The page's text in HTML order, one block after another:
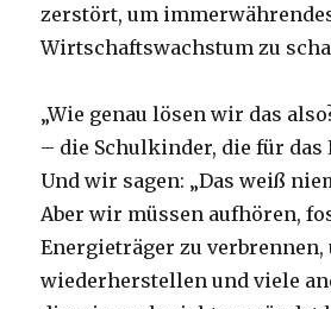
zerstört, um
Wirtschaftswachstum zu
„Wie genau lösen wir das
– die Schulkinder, die für
Und wir sagen: „Das weiß
Aber wir müssen aufhören,
Energieträger zu verbrennen,
wiederherstellen und viele